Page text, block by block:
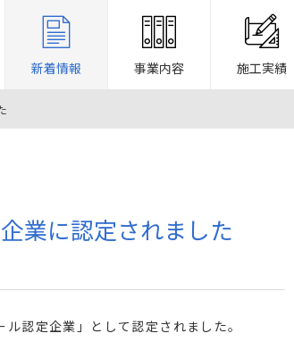
新着情報 事業内容 施工実績
業に認定されました
認定企業」として認定されました。